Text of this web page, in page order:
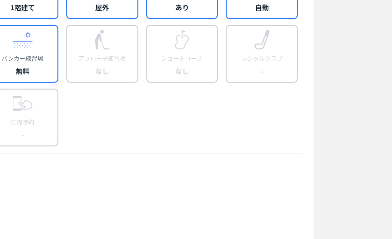
1階建て 屋外 あり 自動
バンカー練習場
無料
アプローチ練習場
なし
ショートコース
なし
レンタルクラブ
-
打席予約
-